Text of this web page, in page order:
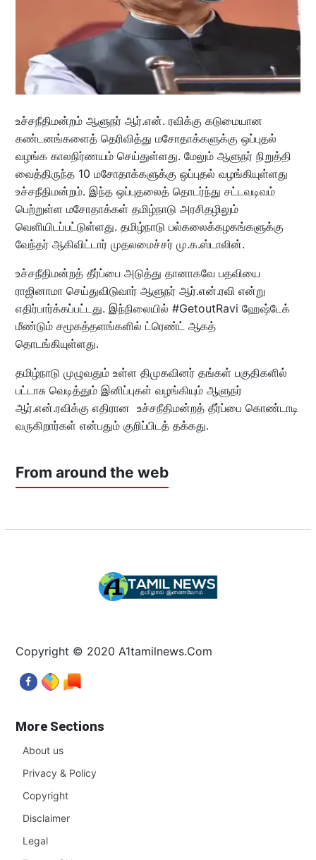
உச்சநீதிமன்றம் ஆளுநர் ஆர்.என். ரவிக்கு கடுமையான
கண்டனங்களைத் தெரிவித்து மசோதாக்களுக்கு ஒப்புதல்
வழங்க காலநிர்ணயம் செய்துள்ளது. மேலும் ஆளுநர் நிறுத்தி
வைத்திருந்த 10 மசோதாக்களுக்கு ஒப்புதல் வழங்கியுள்ளது
உச்சநீதிமன்றம். இந்த ஒப்புதலைத் தொடர்ந்து சட்டவடிவம்
பெற்றுள்ள மசோதாக்கள் தமிழ்நாடு அரசிதழிலும்
வெளியிடப்பட்டுள்ளது. தமிழ்நாடு பல்கலைக்கழகங்களுக்கு
வேந்தர் ஆகிவிட்டார் முதலமைச்சர் மு.க.ஸ்டாலின்.
உச்சநீதிமன்றத் தீர்ப்பை அடுத்து தானாகவே பதவியை
ராஜினாமா செய்துவிடுவார் ஆளுநர் ஆர்.என்.ரவி என்று
எதிர்பார்க்கப்பட்டது. இந்நிலையில் #GetoutRavi ஹேஷ்டேக்
மீண்டும் சமூகத்தளங்களில் ட்ரெண்ட் ஆகத்
தொடங்கியுள்ளது.
தமிழ்நாடு முழுவதும் உள்ள திமுகவினர் தங்கள் பகுதிகளில்
பட்டாசு வெடித்தும் இனிப்புகள் வழங்கியும் ஆளுநர்
ஆர்.என்.ரவிக்கு எதிரான உச்சநீதிமன்றத் தீர்ப்பை கொண்டாடி
வருகிறார்கள் என்பதும் குறிப்பிடத் தக்கது.
From around the web
Copyright © 2020 A1tamilnews.Com
More Sections
About us
Privacy & Policy
Copyright
Disclaimer
Legal